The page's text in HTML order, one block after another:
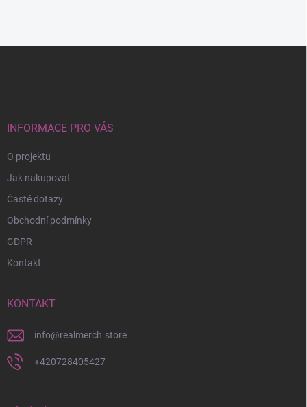
INFORMACE PRO VÁS
O projektu
Jak nakupovat
Časté dotazy
Obchodní podmínky
GDPR
Kontakt
KONTAKT
info@realmerch.store
+420728405427